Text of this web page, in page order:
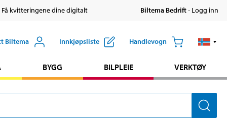
kvitteringene dine digitalt Biltema Bedrift- Logg inn
Biltema Innkjøpsliste Handlevogn
BYGG BILPLEIE VERKTØY